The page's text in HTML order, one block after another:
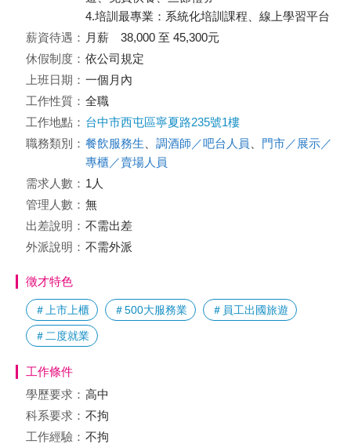
4.培訓最專業：系統化培訓課程、線上學習平台
薪資待遇： 月薪 38,000 至 45,300元
休假制度： 依公司規定
上班日期： 一個月內
工作性質： 全職
工作地點： 台中市西屯區寧夏路235號1樓
職務類別： 餐飲服務生 調酒師／吧台人員
門市／展示／
專櫃／賣場人員
需求人數： 1人
管理人數： 無
出差說明： 不需出差
外派說明： 不需外派
徵才特色
＃上市上櫃 ＃500大服務業 ＃員工出國旅遊
＃二度就業
工作條件
學歷要求： 高中
科系要求： 不拘
工作經驗： 不拘